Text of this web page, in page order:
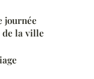
journée
de la ville